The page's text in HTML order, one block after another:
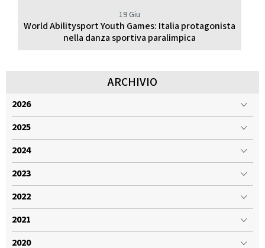
19 Giu
World Abilitysport Youth Games: Italia protagonista
nella danza sportiva paralimpica
ARCHIVIO
2026
2025
2024
2023
2022
2021
2020